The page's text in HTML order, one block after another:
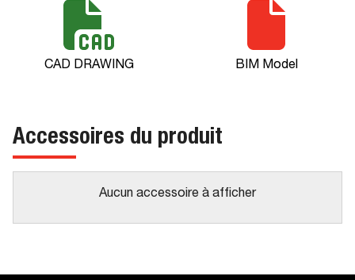
CAD DRAWING BIM Model
Accessoires du produit
Aucun accessoire à afficher